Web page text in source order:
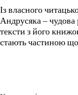
Із власного
Андрусяка – чудова
тексти з його
стають частиною